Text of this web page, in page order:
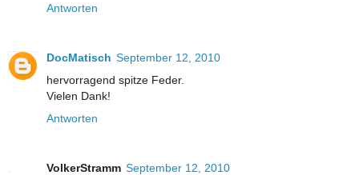
Antworten
DocMatisch September 12, 2010
hervorragend spitze Feder.
Vielen Dank!
Antworten
VolkerStramm September 12, 2010